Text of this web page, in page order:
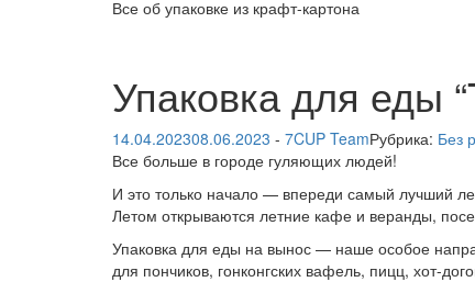
Все об упаковке из крафт-картона
Упаковка для еды
14.04.202308.06.2023 - 7CUP TeamРубрика: Без
Все больше в городе гуляющих людей!
И это только начало — впереди самый лучший
Летом открываются летние кафе и веранды,
Упаковка для еды на вынос — наше особое
для пончиков, гонконгских вафель, пицц, хот-